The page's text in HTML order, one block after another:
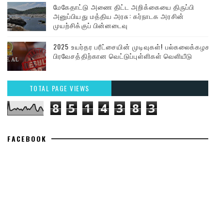
மேகேதாட்டு அணை திட்ட அறிக்கையை திருப்பி
அனுப்பியது மத்திய அரசு: கர்நாடக அரசின்
முயற்சிக்குப் பின்னடைவு
2025 உயர்தர பரீட்சையின் முடிவுகள்! பல்கலைக்கழக
பிரவேசத்திற்கான வெட்டுப்புள்ளிகள் வெளியீடு
TOTAL PAGE VIEWS
8 5 1 4 3 8 3
FACEBOOK